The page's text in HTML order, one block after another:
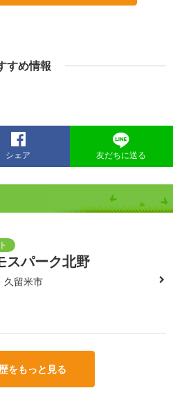
すめ情報
シェア 友だちに送る
スパーク北野
久留米市
をもっと見る